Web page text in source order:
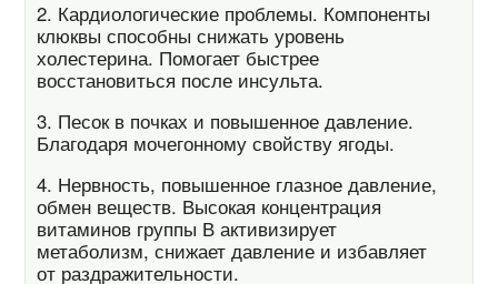
2. Кардиологические проблемы. Компоненты
клюквы способны снижать уровень
холестерина. Помогает быстрее
восстановиться после инсульта.
3. Песок в почках и повышенное давление.
Благодаря мочегонному свойству ягоды.
4. Нервность, повышенное глазное давление,
обмен веществ. Высокая концентрация
витаминов группы В активизирует
метаболизм, снижает давление и избавляет
от раздражительности.